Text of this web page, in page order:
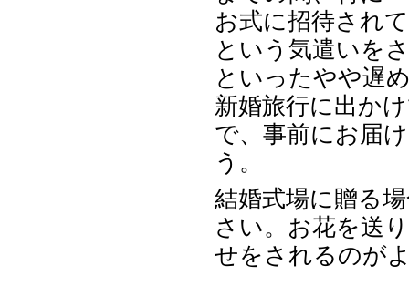
お式に招待され
という気遣いを
といったやや遅
新婚旅行に出か
で、事前にお届
う。
結婚式場に贈る
さい。お花を送
せをされるのが